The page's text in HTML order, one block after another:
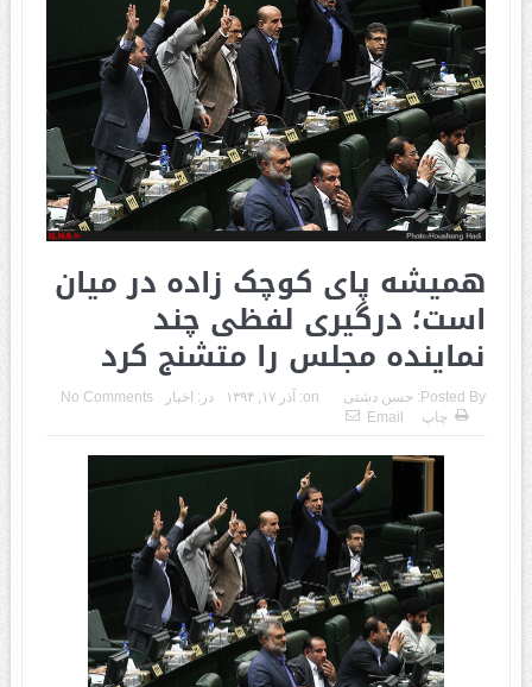
همیشه پای کوچک زاده در میان
است؛ درگیری لفظی چند
نماینده مجلس را متشنج کرد
Posted By: حسن دشتی on: آذر ۱۷, ۱۳۹۴ در: اخبار
No Comments
چاپ
Email